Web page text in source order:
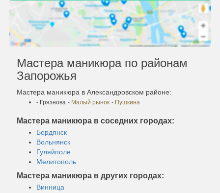
Мастера маникюра по районам
Запорожья
Мастера маникюра в Александровском районе:
- Грязнова - Малый рынок - Пушкина
Мастера маникюра в соседних городах:
Бердянск
Вольнянск
Гуляйполе
Мелитополь
Мастера маникюра в других городах:
Винница